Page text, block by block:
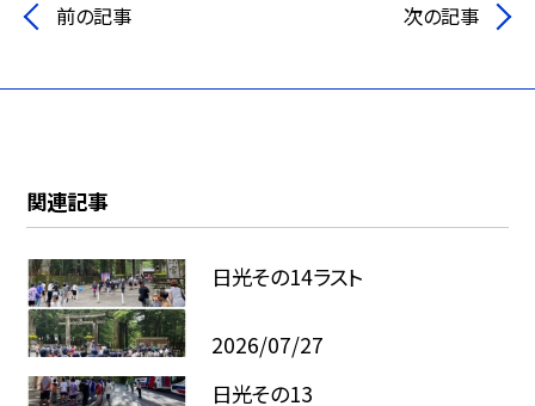
前の記事 次の記事
関連記事
日光その14ラスト
2026/07/27
日光その13